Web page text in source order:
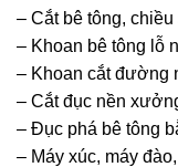
– Cắt bê tông,
– Khoan bê tông lỗ
– Khoan cắt đường
– Cắt đục nền
– Đục phá bê tông
– Máy xúc, máy